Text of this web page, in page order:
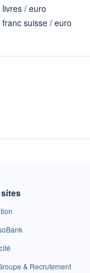
/ euro
suisse / euro
& Recrutement